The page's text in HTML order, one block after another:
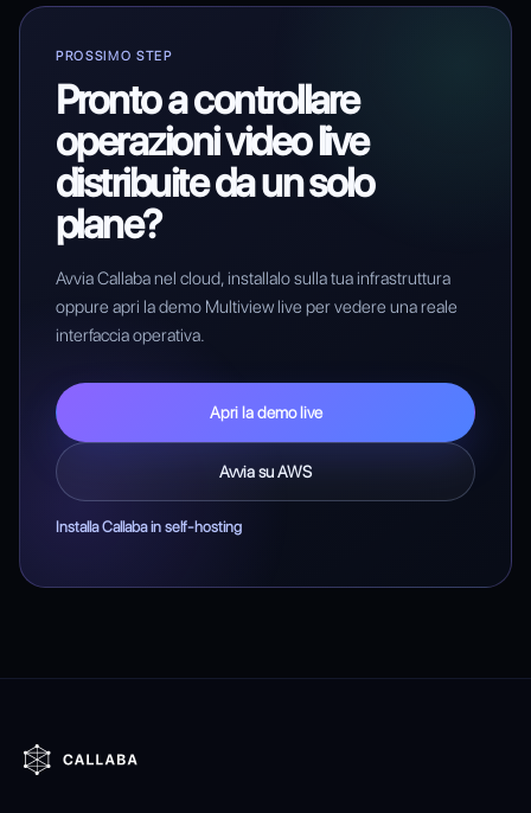
PROSSIMO STEP
Pronto a controllare
operazioni video live
distribuite da un solo
plane?
Avvia Callaba nel cloud, installalo sulla tua infrastruttura
oppure apri la demo Multiview live per vedere una reale
interfaccia operativa.
Apri la demo live
Avvia su AWS
Installa Callaba in self-hosting